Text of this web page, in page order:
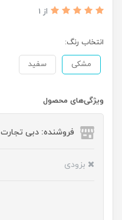
از 1
انتخاب رنگ:
مشکی سفید
ویژگی‌های محصول
فروشنده: دبی تجارت
بزودی